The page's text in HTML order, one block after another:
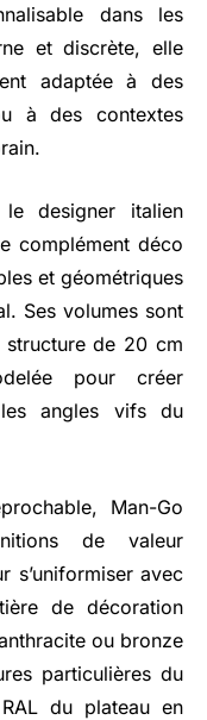
dans les
et discrète, elle
adaptée à des
à des contextes
designer italien
complément déco
et géométriques
Ses volumes sont
structure de 20 cm
pour créer
les angles vifs du
Man-Go
de valeur
s’uniformiser avec
de décoration
ou bronze
particulières du
du plateau en